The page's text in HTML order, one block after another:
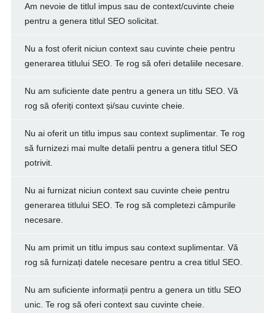
Am nevoie de titlul impus sau de context/cuvinte cheie
pentru a genera titlul SEO solicitat.
Nu a fost oferit niciun context sau cuvinte cheie pentru
generarea titlului SEO. Te rog să oferi detaliile necesare.
Nu am suficiente date pentru a genera un titlu SEO. Vă
rog să oferiți context și/sau cuvinte cheie.
Nu ai oferit un titlu impus sau context suplimentar. Te rog
să furnizezi mai multe detalii pentru a genera titlul SEO
potrivit.
Nu ai furnizat niciun context sau cuvinte cheie pentru
generarea titlului SEO. Te rog să completezi câmpurile
necesare.
Nu am primit un titlu impus sau context suplimentar. Vă
rog să furnizați datele necesare pentru a crea titlul SEO.
Nu am suficiente informații pentru a genera un titlu SEO
unic. Te rog să oferi context sau cuvinte cheie.